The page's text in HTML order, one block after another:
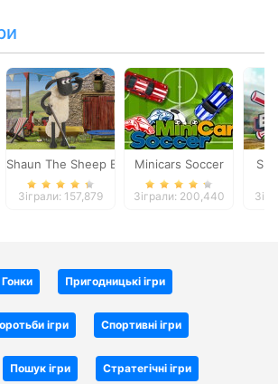
Shaun The Sheep Baahmy Golf
Зіграли: 157,879
Minicars Soccer
Зіграли: 200,440
Гонки Пригодницькі ігри
iгри Спортивні ігри
Пошук ігри Стратегічні ігри